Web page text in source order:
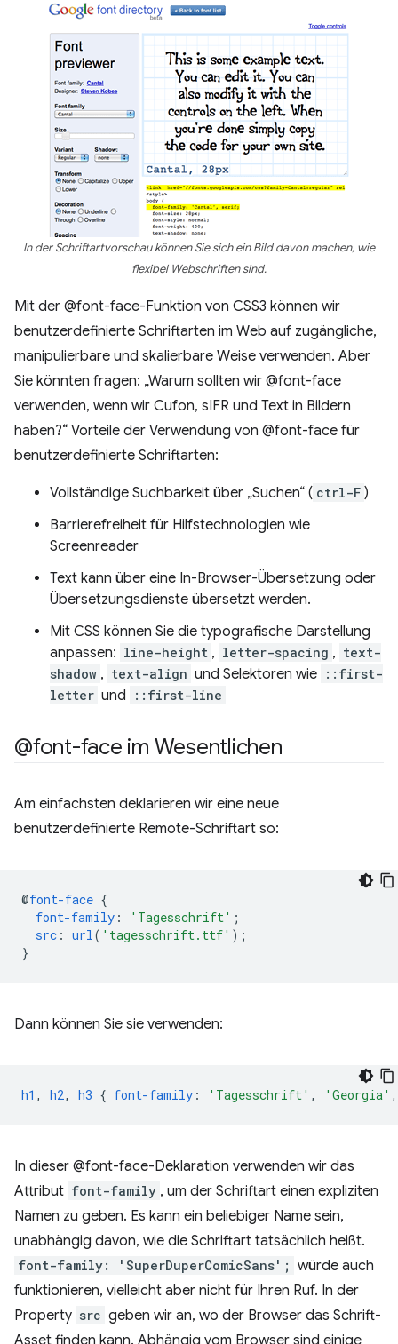
In der Schriftartvorschau können Sie sich ein Bild davon machen, wie
flexibel Webschriften sind.
Mit der @font-face-Funktion von CSS3 können wir
benutzerdefinierte Schriftarten im Web auf zugängliche,
manipulierbare und skalierbare Weise verwenden. Aber
Sie könnten fragen: „Warum sollten wir @font-face
verwenden, wenn wir Cufon, sIFR und Text in Bildern
haben?“ Vorteile der Verwendung von @font-face für
benutzerdefinierte Schriftarten:
Vollständige Suchbarkeit über „Suchen“ ( ctrl-F )
Barrierefreiheit für Hilfstechnologien wie
Screenreader
Text kann über eine In-Browser-Übersetzung oder
Übersetzungsdienste übersetzt werden.
Mit CSS können Sie die typografische Darstellung
anpassen: line-height , letter-spacing , text-
shadow , text-align und Selektoren wie ::first-
letter und ::first-line
@font-face im Wesentlichen
Am einfachsten deklarieren wir eine neue
benutzerdefinierte Remote-Schriftart so:
@font-face {
font-family : 'Tagesschrift' ;
src : url( 'tagesschrift.ttf' );
}
Dann können Sie sie verwenden:
h1 , h2, h3 { font-family : 'Tagesschrift' , 'Georgia' ,
In dieser @font-face-Deklaration verwenden wir das
Attribut font-family , um der Schriftart einen expliziten
Namen zu geben. Es kann ein beliebiger Name sein,
unabhängig davon, wie die Schriftart tatsächlich heißt.
font-family: 'SuperDuperComicSans'; würde auch
funktionieren, vielleicht aber nicht für Ihren Ruf. In der
Property src geben wir an, wo der Browser das Schrift-
Asset finden kann. Abhängig vom Browser sind einige